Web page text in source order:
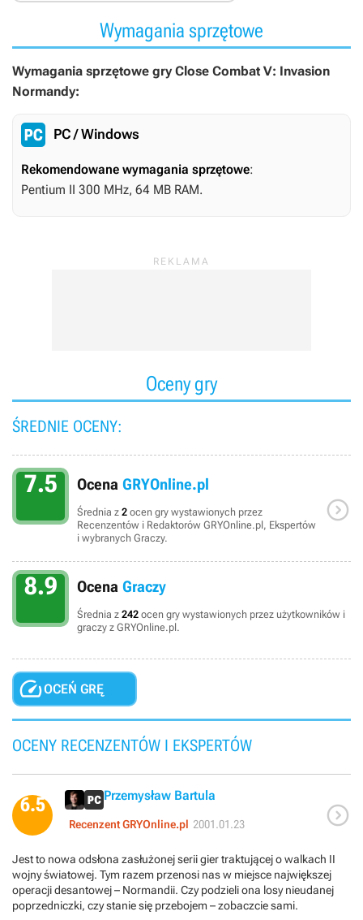
Wymagania sprzętowe
Wymagania sprzętowe gry Close Combat V: Invasion
Normandy:
PC / Windows
Rekomendowane wymagania sprzętowe:
Pentium II 300 MHz, 64 MB RAM.
Oceny gry
ŚREDNIE OCENY:
7.5 Ocena GRYOnline.pl
Średnia z 2 ocen gry wystawionych przez
Recenzentów i Redaktorów GRYOnline.pl, Ekspertów
i wybranych Graczy.

8.9 Ocena Graczy
Średnia z 242 ocen gry wystawionych przez użytkowników i
graczy z GRYOnline.pl.
OCEŃ GRĘ
OCENY RECENZENTÓW I EKSPERTÓW
6.5 Przemysław Bartula
Recenzent GRYOnline.pl 2001.01.23 
Jest to nowa odsłona zasłużonej serii gier traktującej o walkach II
wojny światowej. Tym razem przenosi nas w miejsce największej
operacji desantowej – Normandii. Czy podzieli ona losy nieudanej
poprzedniczki, czy stanie się przebojem – zobaczcie sami.